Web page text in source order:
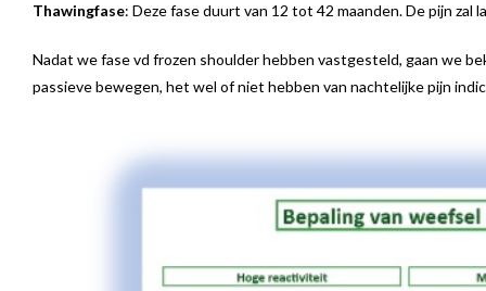
Thawingfase: Deze fase duurt van 12 tot 42 maanden. De pijn
Nadat we fase vd frozen shoulder hebben vastgesteld, gaan we
passieve bewegen, het wel of niet hebben van nachtelijke pijn